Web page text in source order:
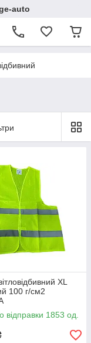
auto
XL
100 г/см2
відправки 1853 од.